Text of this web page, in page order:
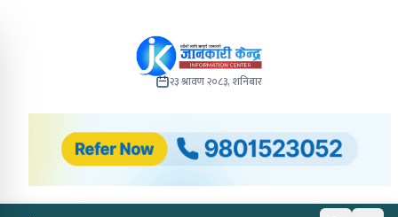
२३ श्रावण २०८३, शनिबार